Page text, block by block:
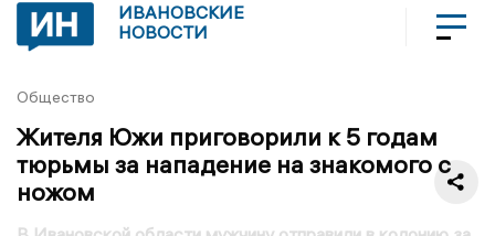
ИВАНОВСКИЕ
НОВОСТИ
Общество
Жителя Южи приговорили к 5 годам
тюрьмы за нападение на знакомого с
ножом